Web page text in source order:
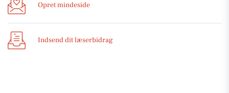
Opret mindeside
Indsend dit læserbidrag